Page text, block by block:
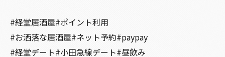
#経堂居酒屋#ポイント利用
#お洒落な居酒屋#ネット予約#paypay
#経堂デート#小田急線デート#昼飲み